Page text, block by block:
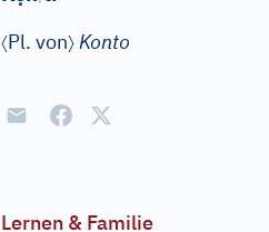
〈Pl. von〉Konto
Lernen & Familie